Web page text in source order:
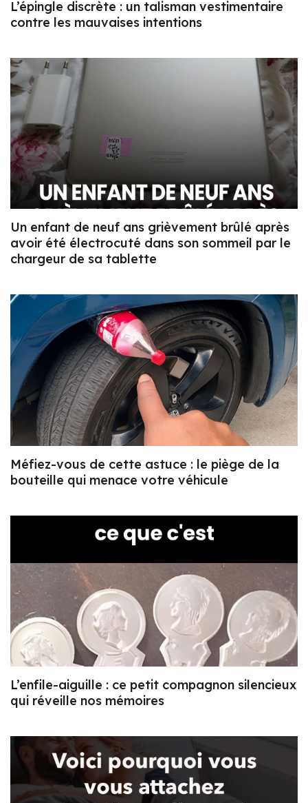
L’épingle discrète : un talisman vestimentaire
contre les mauvaises intentions
Un enfant de neuf ans grièvement brûlé après
avoir été électrocuté dans son sommeil par le
chargeur de sa tablette
Méfiez-vous de cette astuce : le piège de la
bouteille qui menace votre véhicule
L’enfile-aiguille : ce petit compagnon silencieux
qui réveille nos mémoires